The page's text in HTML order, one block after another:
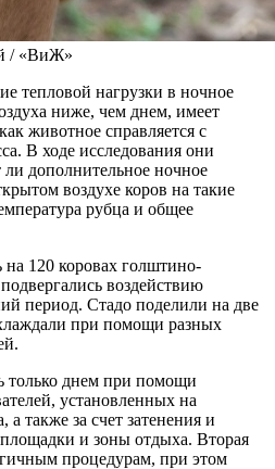
/ «ВиЖ»
тепловой нагрузки в ночное
ниже, чем днем, имеет
животное справляется с
В ходе исследования они
дополнительное ночное
воздухе коров на такие
рубца и общее
120 коровах голштино-
воздействию
период. Стадо поделили на две
при помощи разных
только днем при помощи
установленных на
также за счет затенения и
и зоны отдыха. Вторая
процедурам, при этом